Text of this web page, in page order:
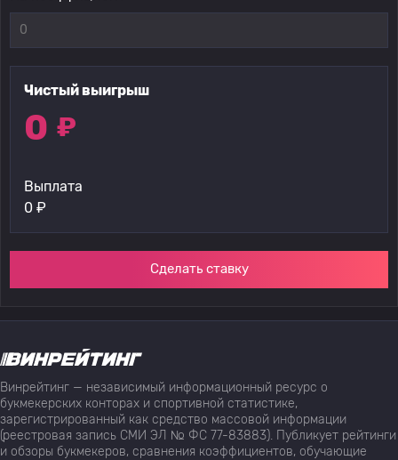
Чистый выигрыш
0 ₽
Выплата
0 ₽
Сделать ставку
Винрейтинг — независимый информационный ресурс о
букмекерских конторах и спортивной статистике,
зарегистрированный как средство массовой информации
(реестровая запись СМИ ЭЛ № ФС 77-83883). Публикует рейтинги
и обзоры букмекеров, сравнения коэффициентов, обучающие